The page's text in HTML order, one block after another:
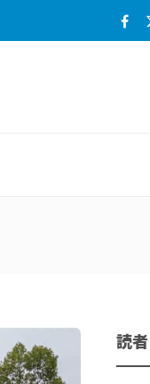
読